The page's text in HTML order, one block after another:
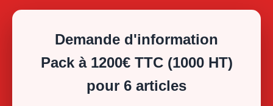
Demande d'information
Pack à 1200€ TTC (1000 HT)
pour 6 articles